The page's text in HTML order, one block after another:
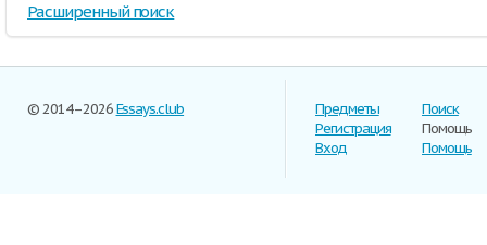
Расширенный поиск
© 2014–2026Essays.club
Предметы
Регистрация
Вход
Поиск
Помощь
Помощь